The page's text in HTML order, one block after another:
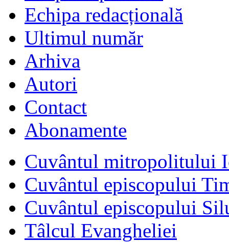
Echipa redacțională
Ultimul număr
Arhiva
Autori
Contact
Abonamente
Cuvântul mitropolitului
Cuvântul episcopului
Cuvântul episcopului
Tâlcul Evangheliei